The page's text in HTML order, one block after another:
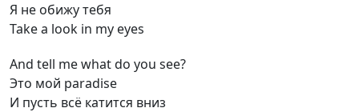
Я не обижу тебя
Take a look in my eyes
And tell me what do you see?
Это мой paradise
И пусть всё катится вниз